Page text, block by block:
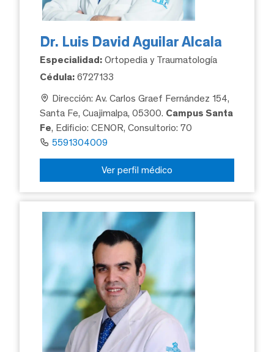
Dr. Luis David Aguilar Alcala
Especialidad: Ortopedia y Traumatología
Cédula: 6727133
Dirección: Av. Carlos Graef Fernández 154,
Santa Fe, Cuajimalpa, 05300. Campus Santa
Fe, Edificio: CENOR, Consultorio: 70
5591304009
Ver perfil médico